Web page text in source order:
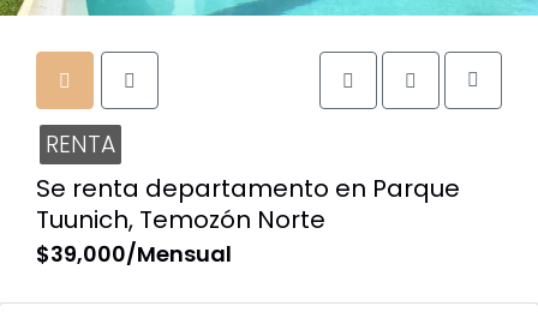
RENTA
Se renta departamento en Parque
Tuunich, Temozón Norte
$39,000/Mensual